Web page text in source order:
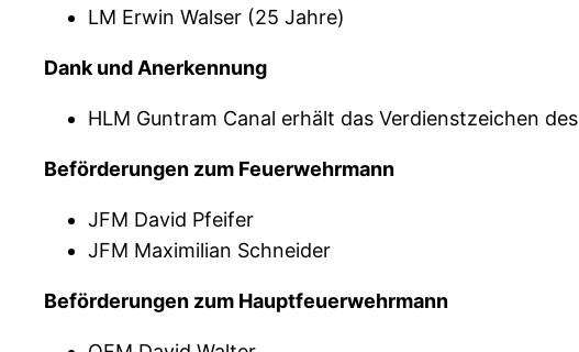
LM Erwin Walser (25 Jahre)
Dank und Anerkennung
HLM Guntram Canal erhält das Verdienstzeichen
Beförderungen zum Feuerwehrmann
JFM David Pfeifer
JFM Maximilian Schneider
Beförderungen zum Hauptfeuerwehrmann